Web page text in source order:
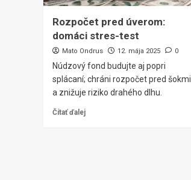
Rozpočet pred úverom:
domáci stres-test
Mato Ondrus 12. mája 2025 0
Núdzový fond budujte aj popri
splácaní; chráni rozpočet pred šokmi
a znižuje riziko drahého dlhu.
Čítať ďalej